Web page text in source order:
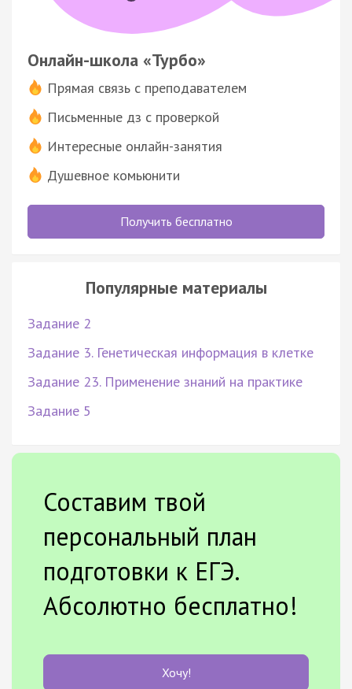
Онлайн-школа «Турбо»
Прямая связь с преподавателем
Письменные дз с проверкой
Интересные онлайн-занятия
Душевное комьюнити
Получить бесплатно
Популярные материалы
Задание 2
Задание 3. Генетическая информация в клетке
Задание 23. Применение знаний на практике
Задание 5
Составим твой
персональный план
подготовки к ЕГЭ.
Абсолютно бесплатно!
Хочу!